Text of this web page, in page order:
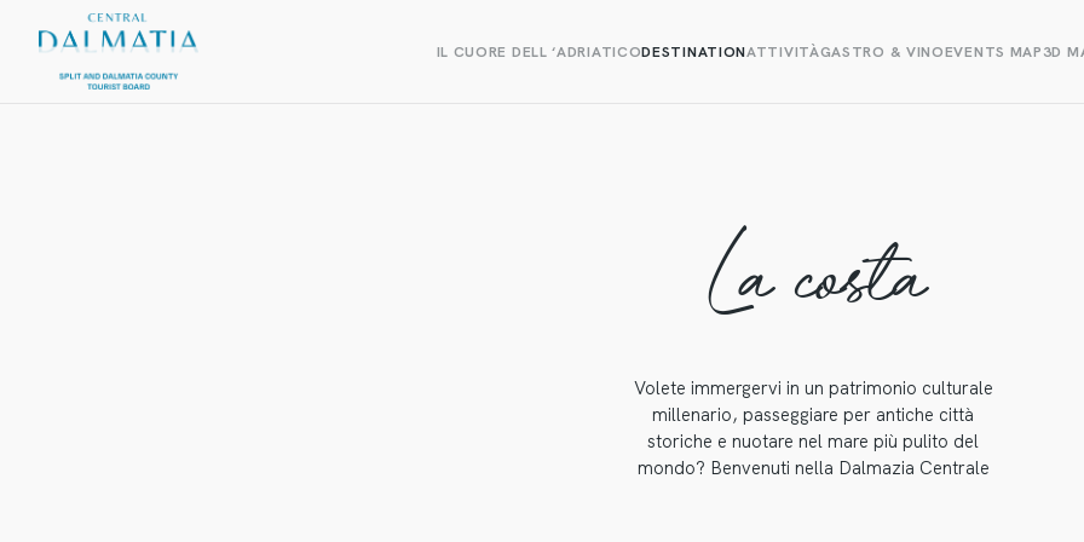
IL CUORE DELL ‘ADRIATICODESTINATIONATTIVITÀGASTRO & VINOEVENTS MAP3D
La costa
Volete immergervi in un patrimonio culturale
millenario, passeggiare per antiche città
storiche e nuotare nel mare più pulito del
mondo? Benvenuti nella Dalmazia Centrale